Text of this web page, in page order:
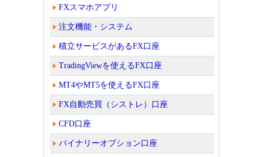
FXスマホアプリ
注文機能・システム
積立サービスがあるFX口座
TradingViewを使えるFX口座
MT4やMT5を使えるFX口座
FX自動売買（シストレ）口座
CFD口座
バイナリーオプション口座